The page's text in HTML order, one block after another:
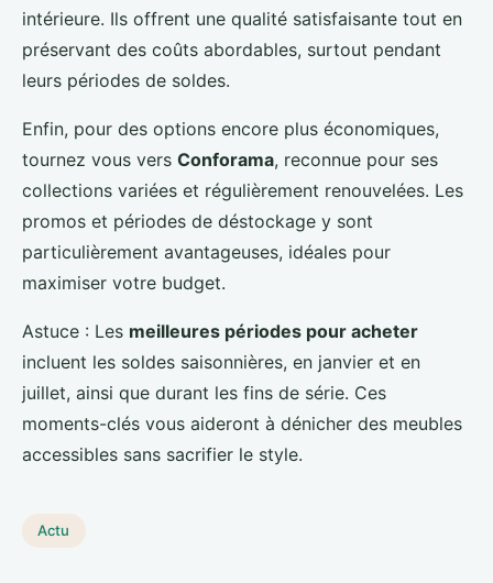
intérieure. Ils offrent une qualité satisfaisante tout en
préservant des coûts abordables, surtout pendant
leurs périodes de soldes.
Enfin, pour des options encore plus économiques,
tournez vous vers Conforama, reconnue pour ses
collections variées et régulièrement renouvelées. Les
promos et périodes de déstockage y sont
particulièrement avantageuses, idéales pour
maximiser votre budget.
Astuce : Les meilleures périodes pour acheter
incluent les soldes saisonnières, en janvier et en
juillet, ainsi que durant les fins de série. Ces
moments-clés vous aideront à dénicher des meubles
accessibles sans sacrifier le style.
Actu